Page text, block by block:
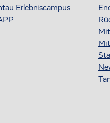
Erlebniscampus